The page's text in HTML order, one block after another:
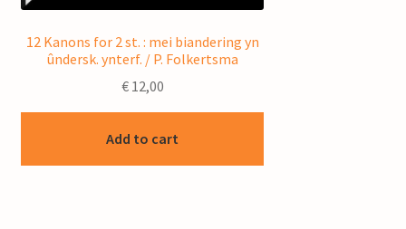
12 Kanons for 2 st. : mei biandering yn
ûndersk. ynterf. / P. Folkertsma
€12,00
Add to cart